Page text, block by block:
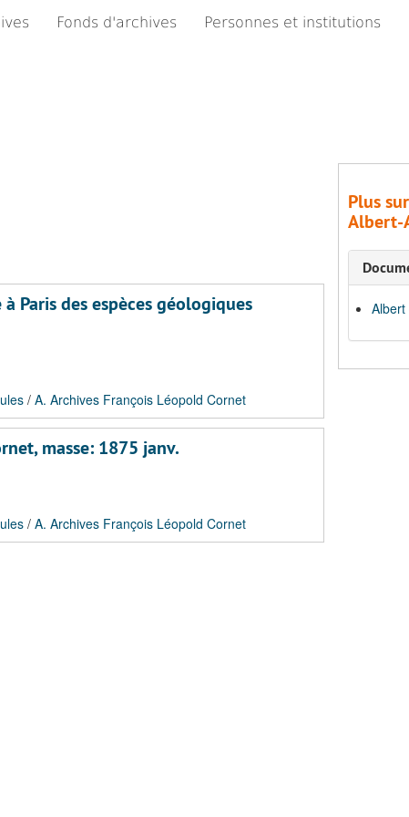
Fonds d'archives Personnes et institutions
Paris des espèces géologiques
/ A. Archives François Léopold Cornet
masse: 1875 janv.
/ A. Archives François Léopold Cornet
Plus
Albert-